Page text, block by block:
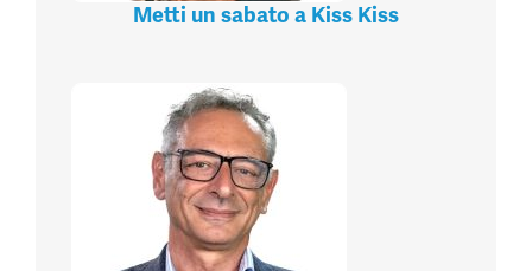
Metti un sabato a Kiss Kiss